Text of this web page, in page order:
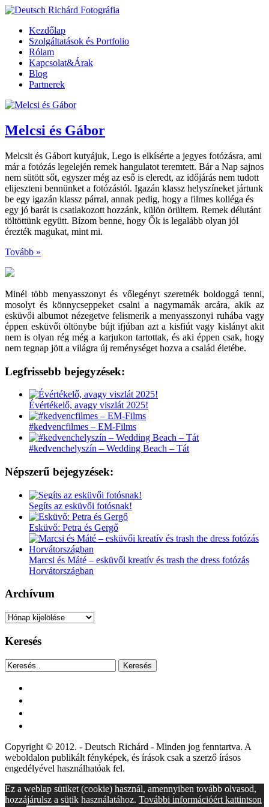
Kezdőlap
Szolgáltatások és Portfolio
Rólam
Kapcsolat&Árak
Blog
Partnerek
Melcsi és Gábor
Melcsit és Gábort kutyájuk, Lego is elkísérte a jegyes fotózásra, ami
már a fotózás legelején remek hangulatot teremtett. Bár a Nap sajnos
nem sütött sőt, egyszer még az eső is eleredt, az időjárás nem tudott
elijeszteni bennünket a fotózástól. Igazán klassz helyszíneket jártunk
be egy igazán klassz párral, annak pedig, hogy a filmes kolléga és
egy jó barát is csatlakozott hozzánk, külön örültem. Remek délutánt
töltöttünk együtt. Bízom benne, hogy Ők is legalább olyan jól
érezték magukat, mint mi.
Tovább »
Minél több menyasszonyt és vőlegényt szeretnék boldoggá tenni,
mosolyt és könnycseppeket csalni a nagymamák arcára, akik az
esküvői albumot nézegetve felismerik a menyasszonyi ruhába vagy
éppen esküvői öltönybe bújt ifjúban azt a kisfiút vagy kislányt akit
nem is olyan rég még a karjukon tartottak, és aki éppen csak, hogy
nem tegnap jött a világra új reménységet hozva a család életébe.
Legfrissebb bejegyzések:
Évértékelő, avagy viszlát 2025!
#kedvencfilmes – EM-Films
#kedvenchelyszín – Wedding Beach – Tát
Népszerű bejegyzések:
Segíts az esküvői fotósnak!
Esküvő: Petra és Gergő
Marcsi és Máté – esküvői kreatív és trash the dress fotózás
Horvátországban
Archívum
Archívum
Keresés
Keresés
Copyright © 2012. - Deutsch Richárd - Minden jog fenntartva. A
weboldalon publikált fényképek, és írások csak a szerző írásos
engedélyével használhatóak fel.
Ez a weblap sütiket (cookie) használ, amennyiben tovább olvasod,
hozzájárulsz a sütik használatához. További információért kattintson